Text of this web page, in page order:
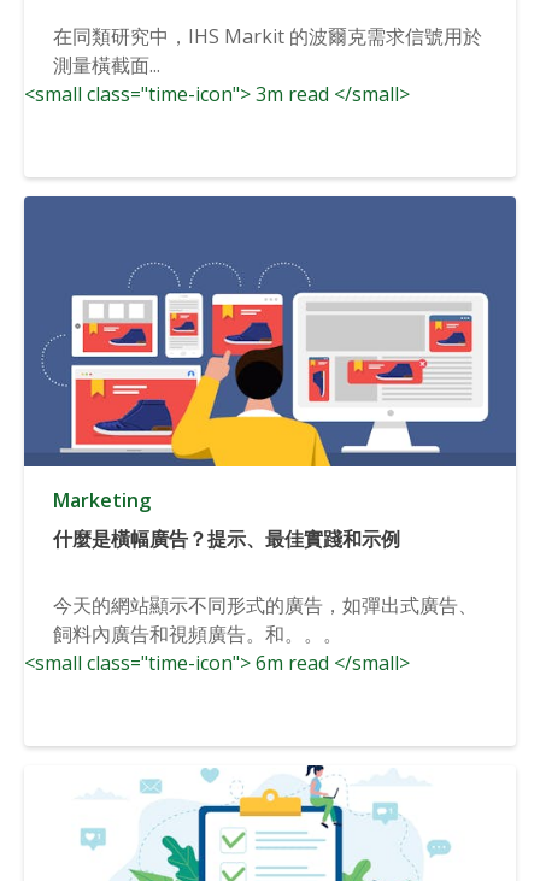
在同類研究中，IHS Markit 的波爾克需求信號用於
測量橫截面...
<small class="time-icon"> 3m read </small>
Marketing
什麼是橫幅廣告？提示、最佳實踐和示例
今天的網站顯示不同形式的廣告，如彈出式廣告、
飼料內廣告和視頻廣告。和。。。
<small class="time-icon"> 6m read </small>